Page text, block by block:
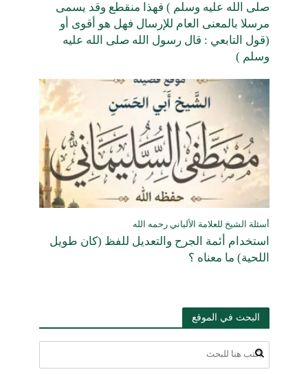
صلى الله عليه وسلم ) فهذا منقطع وقد يسمى
مرسلا بالمعنى العام للإرسال فهل هو أقوى أو
(قول التابعي : قال رسول الله صلى الله عليه
وسلم )
أسئلة الشيخ للعلامة الألباني رحمه الله
استخدام أئمة الجرح والتعديل للفظ (كان طويل
اللحية) ما معناه ؟
البحث في الموقع